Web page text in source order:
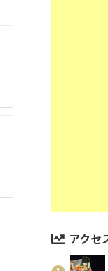
アクセ